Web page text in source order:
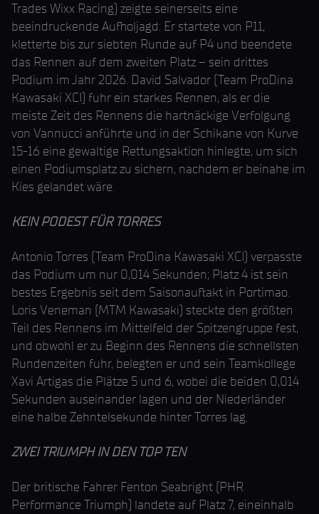
Trades Wixx Racing) zeigte seinerseits eine
beeindruckende Aufholjagd: Er startete von P11,
kletterte bis zur siebten Runde auf P4 und beendete
das Rennen auf dem zweiten Platz – sein drittes
Podium im Jahr 2026. David Salvador (Team ProDina
Kawasaki XCI) fuhr ein starkes Rennen, als er die
meiste Zeit des Rennens die hartnäckige Verfolgung
von Vannucci anführte und in der Schikane von Kurve
15-16 eine gewaltige Rettungsaktion hinlegte, um sich
einen Podiumsplatz zu sichern, nachdem er beinahe im
Kies gelandet wäre.
KEIN PODEST FÜR TORRES
Antonio Torres (Team ProDina Kawasaki XCI) verpasste
das Podium um nur 0,014 Sekunden; Platz 4 ist sein
bestes Ergebnis seit dem Saisonauftakt in Portimao.
Loris Veneman (MTM Kawasaki) steckte den größten
Teil des Rennens im Mittelfeld der Spitzengruppe fest,
und obwohl er zu Beginn des Rennens die schnellsten
Rundenzeiten fuhr, belegten er und sein Teamkollege
Xavi Artigas die Plätze 5 und 6, wobei die beiden 0,014
Sekunden auseinander lagen und der Niederländer
eine halbe Zehntelsekunde hinter Torres lag.
ZWEI TRIUMPH IN DEN TOP TEN
Der britische Fahrer Fenton Seabright (PHR
Performance Triumph) landete auf Platz 7, eineinhalb